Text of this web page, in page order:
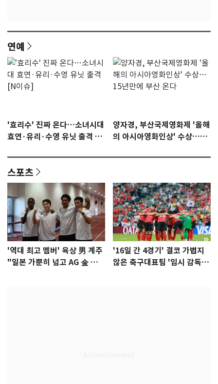
연예
'효리수' 진짜 온다…소녀시대
효연·유리·수영 유닛 출격 [N
양자경, 부산국제영화제 '올해
의 아시아영화인상' 수상…15
스포츠
'역대 최고 멤버' 육상 男 계주
"일본 가뿐히 넘고 AG 金 따겠
'16일 간 4경기' 결코 가볍지
않은 축구대표팀 '임시 감독'